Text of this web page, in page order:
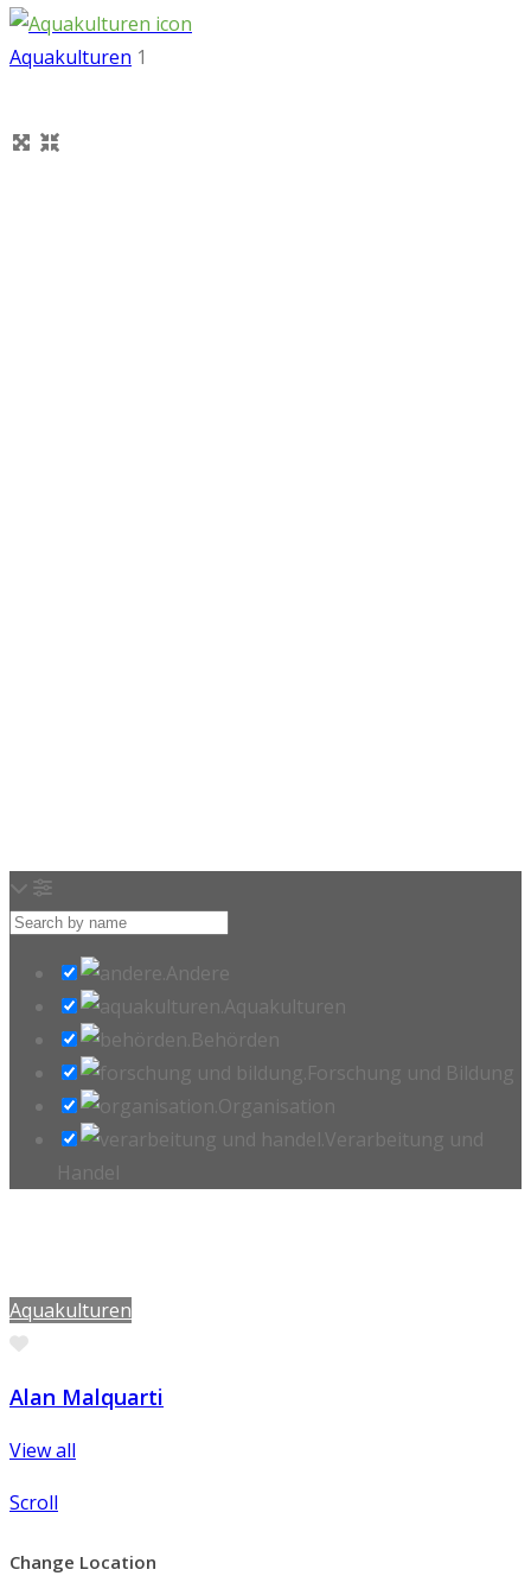
Aquakulturen 1
Loading…
Andere
Aquakulturen
Behörden
Forschung und Bildung
Organisation
Verarbeitung und
Handel
Aquakulturen
Favorite
Alan Malquarti
View all
Scroll
Change Location